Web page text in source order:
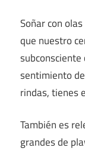
Soñar con
que nuestro
subconsciente
sentimiento
rindas, tienes
También es
grandes de